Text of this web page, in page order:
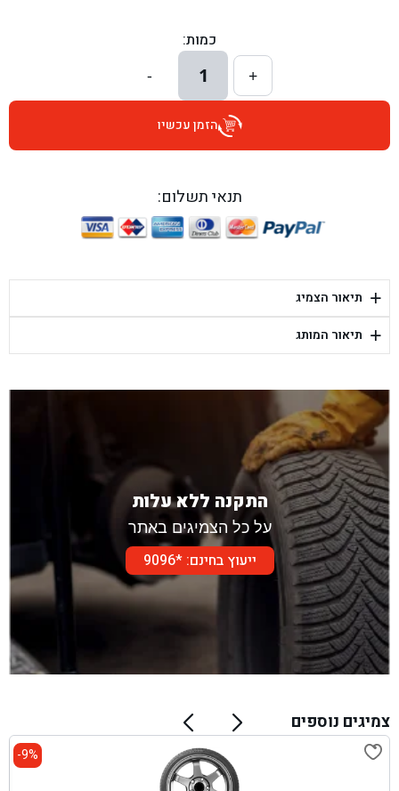
בן גל - הרצל 6, גדרה - גדרה
בן גל - שדרות דוד בן גוריון 8, באר שבע - באר שבע
בן גל - היובלים 26, הוד השרון - הוד השרון
בן גל - יפת 88, תל אביב יפו - תל אביב
בן גל - דור אלון הר טוב - בית שמש
כמות:
+
1
-
הזמן עכשיו
תנאי תשלום:
+ תיאור הצמיג
+ תיאור המותג
התקנה ללא עלות
על כל הצמיגים באתר
ייעוץ בחינם: *9096
צמיגים נוספים
9%-